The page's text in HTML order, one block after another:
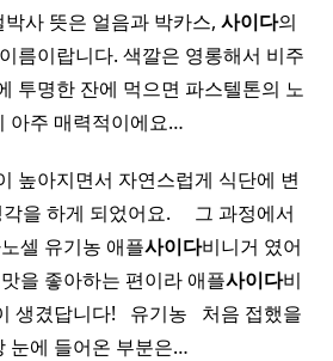
사 뜻은 얼음과 박카스, 사이다의
름이랍니다. 색깔은 영롱해서 비주
투명한 잔에 먹으면 파스텔톤의 노
아주 매력적이에요…
높아지면서 자연스럽게 식단에 변
을 하게 되었어요. ​ ​ ​ ​ 그 과정에서
셀 유기농 애플사이다비니거​ 였어
을 좋아하는 편이라 애플사이다비
생겼답니다! ​ ​ 유기농 ​ ​ 처음 접했을
눈에 들어온 부분은…